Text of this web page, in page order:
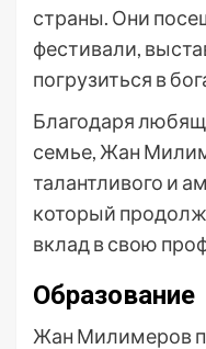
страны. Они
фестивали,
погрузиться в
Благодаря
семье, Жан
талантливого и
который
вклад в свою
Образование
Жан Милимеров